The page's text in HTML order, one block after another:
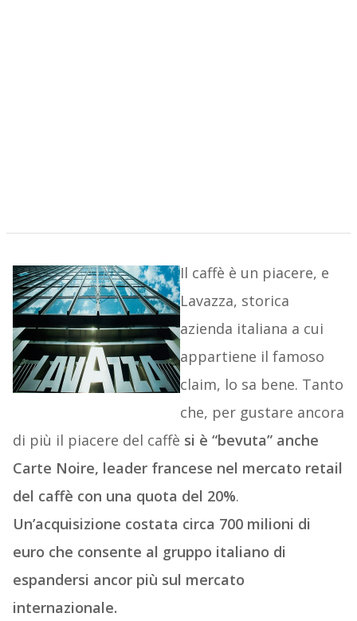
Il caffè è un piacere, e
Lavazza, storica
azienda italiana a cui
appartiene il famoso
claim, lo sa bene. Tanto
che, per gustare ancora
di più il piacere del caffè si è “bevuta” anche
Carte Noire, leader francese nel mercato retail
del caffè con una quota del 20%.
Un’acquisizione costata circa 700 milioni di
euro che consente al gruppo italiano di
espandersi ancor più sul mercato
internazionale.